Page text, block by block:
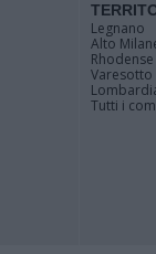
Legnano
Alto
Rhodense
Varesotto
Tutti i